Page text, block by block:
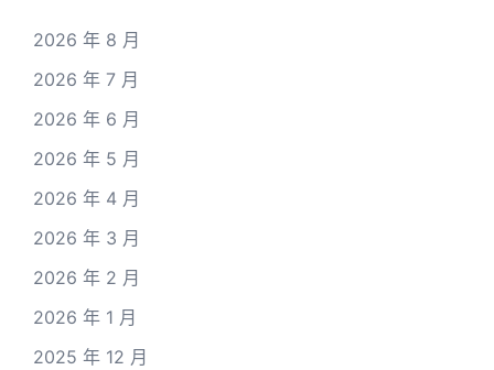
2026 年 8 月
2026 年 7 月
2026 年 6 月
2026 年 5 月
2026 年 4 月
2026 年 3 月
2026 年 2 月
2026 年 1 月
2025 年 12 月